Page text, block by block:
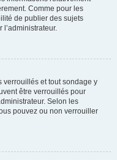
Comme pour les
de publier des sujets
verrouillés et tout sondage y
être verrouillés pour
Selon les
pouvez ou non verrouiller